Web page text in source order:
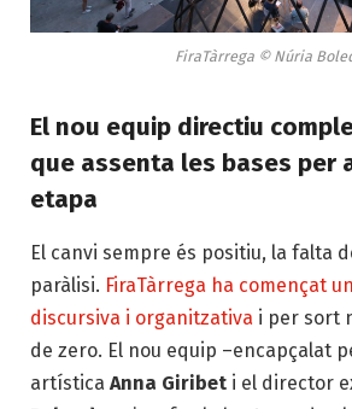
FiraTàrrega © Núria
El nou equip directiu
que assenta les bases per
etapa
El canvi sempre és positiu, la falta
paràlisi. FiraTàrrega ha començat
discursiva i organitzativa i per sort
de zero. El nou equip –encapçalat
artística Anna Giribet i el director